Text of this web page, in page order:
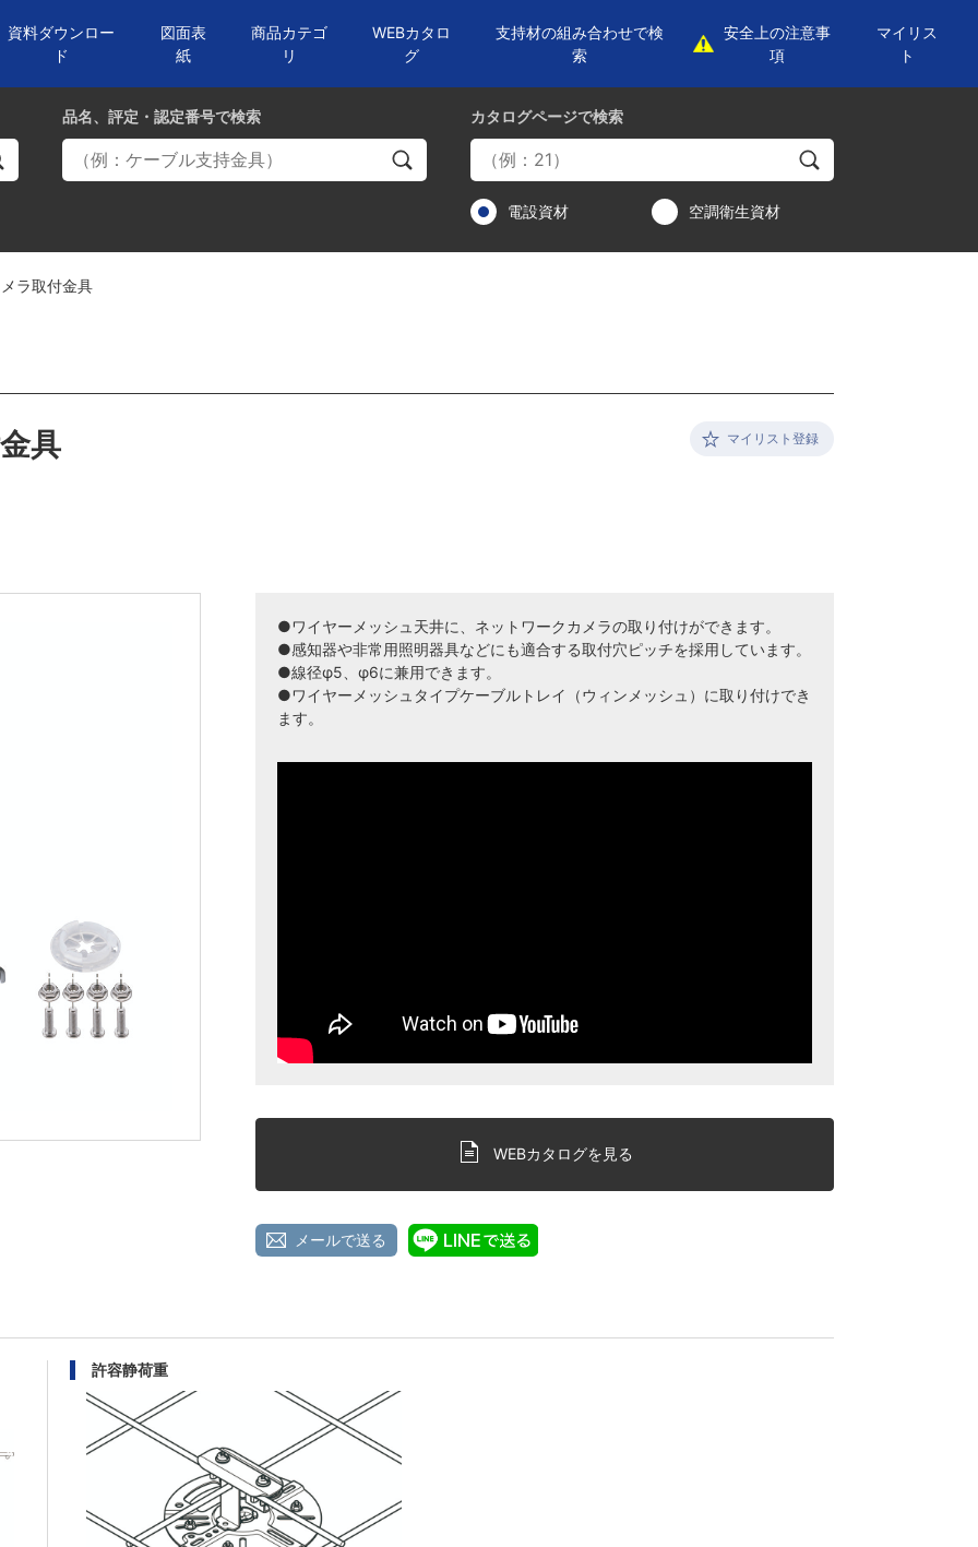
資料ダウンロー
ド
図面表
紙
商品カテゴ
リ
WEBカタロ
グ
支持材の組み合わせで検
索
安全上の注意事
項
マイリス
ト
カタログページで検索
電設資材 空調衛生資材
品名、評定・認定番号で検索
ラ取付金具
具 マイリスト登録
●ワイヤーメッシュ天井に、ネットワークカメラの取り付けができます。
●感知器や非常用照明器具などにも適合する取付穴ピッチを採用しています。
●線径φ5、φ6に兼用できます。
●ワイヤーメッシュタイプケーブルトレイ（ウィンメッシュ）に取り付けでき
ます。
WEBカタログを見る
メールで送る
許容静荷重